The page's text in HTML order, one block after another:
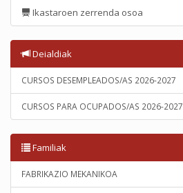
Ikastaroen zerrenda osoa
Deialdiak
CURSOS DESEMPLEADOS/AS 2026-2027
CURSOS PARA OCUPADOS/AS 2026-2027
Familiak
FABRIKAZIO MEKANIKOA